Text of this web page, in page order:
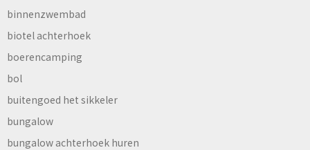
binnenzwembad
biotel achterhoek
boerencamping
bol
buitengoed het sikkeler
bungalow
bungalow achterhoek huren